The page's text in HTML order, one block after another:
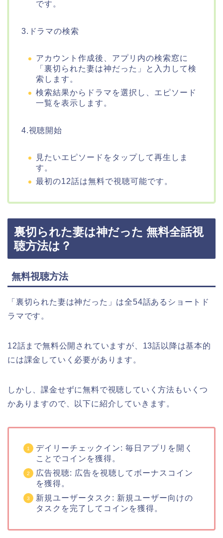
です。
3.ドラマの検索
アカウント作成後、アプリ内の検索窓に
「裏切られた妻は神だった」と入力して検
索します。
検索結果からドラマを選択し、エピソード
一覧を表示します。
4.視聴開始
見たいエピソードをタップして再生しま
す。
最初の12話は無料で視聴可能です。
裏切られた妻は神だった 無料全話視
聴方法は？
無料視聴方法
「裏切られた妻は神だった」は全54話あるショートド
ラマです。
12話まで無料公開されていますが、13話以降は基本的
には課金していく必要があります。
しかし、課金せずに無料で視聴していく方法もいくつ
かありますので、以下に紹介していきます。
デイリーチェックイン: 毎日アプリを開く
ことでコインを獲得。
広告視聴: 広告を視聴してボーナスコイン
を獲得。
新規ユーザータスク: 新規ユーザー向けの
タスクを完了してコインを獲得。